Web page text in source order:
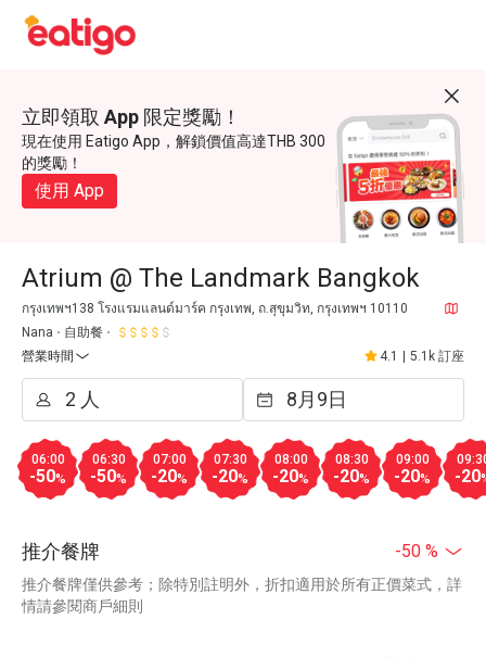
立即領取 App 限定獎勵！
現在使用 Eatigo App，解鎖價值高達THB 300
的獎勵！
使用 App
Atrium @ The Landmark Bangkok
กรุงเทพฯ138 โรงแรมแลนด์มาร์ค กรุงเทพ, ถ.สุขุมวิท, กรุงเทพฯ 10110
Nana
自助餐
營業時間
4.1 5.1k 訂座
06:00
-50%
06:30
-50%
07:00
-20%
07:30
-20%
08:00
-20%
08:30
-20%
09:00
-20% -20
推介餐牌 -50 %
推介餐牌僅供參考；除特別註明外，折扣適用於所有正價菜式，詳
情請參閱商戶細則